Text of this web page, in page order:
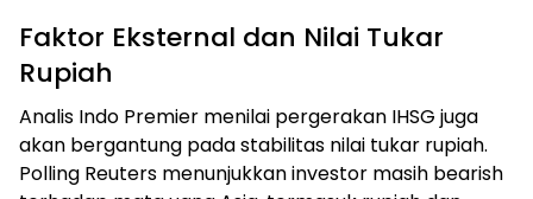
Faktor Eksternal dan Nilai Tukar
Rupiah
Analis Indo Premier menilai pergerakan IHSG juga
akan bergantung pada stabilitas nilai tukar rupiah.
Polling Reuters menunjukkan investor masih bearish